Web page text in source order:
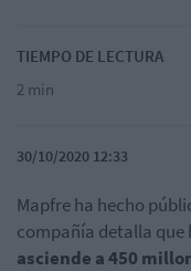
TIEMPO DE LECTURA
2 min
30/10/2020 12:33
Mapfre ha hecho
compañía detalla que
asciende a 450